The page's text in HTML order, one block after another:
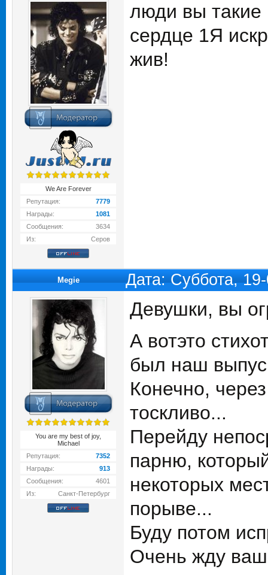
We Are Forever
Репутация:
7779
Награды:
1081
Сообщения:
3634
Из:
Серов
люди вы такие
сердце 1Я
жив!
Megie Дата: Суббота,
You are my best of joy,
Michael
Репутация:
7352
Награды:
913
Сообщения:
4601
Из:
Санкт-Петербург
Девушки, вы
А вотэто
был наш
Конечно,
тоскливо...
Перейду
парню,
некоторых
порыве...
Буду потом
Очень жду